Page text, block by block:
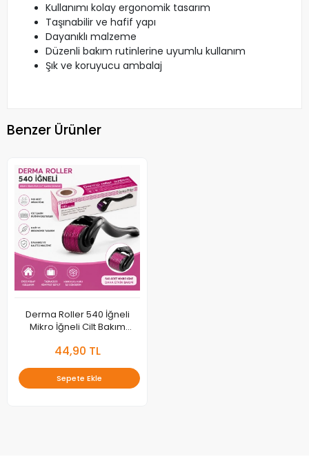
Kullanımı kolay ergonomik tasarım
Taşınabilir ve hafif yapı
Dayanıklı malzeme
Düzenli bakım rutinlerine uyumlu kullanım
Şık ve koruyucu ambalaj
Benzer Ürünler
Derma Roller 540 İğneli
Mikro İğneli Cilt Bakım
44,90 TL
Sepete Ekle